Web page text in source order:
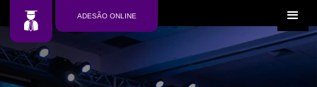
ADESÃO ONLINE